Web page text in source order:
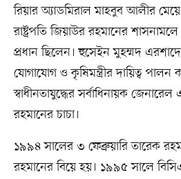
রিয়ার অ্যাডমিরাল মাহবুব আলীর
রাষ্ট্রপতি জিয়াউর রহমানের
প্রধান ছিলেন। হুসেইন মুহম্মদ
যোগাযোগ ও কৃষিমন্ত্রীর দায়িত্ব পালন
স্বাধীনতাযুদ্ধের সর্বাধিনায়ক
রহমানের চাচা।
১৯৯৪ সালের ৩ ফেব্রুয়ারি তারেক
রহমানের বিয়ে হয়। ১৯৯৫ সালে